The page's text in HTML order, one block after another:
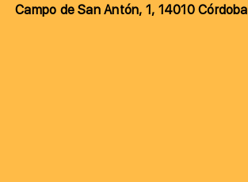
Campo de San Antón, 1, 14010 Córdoba